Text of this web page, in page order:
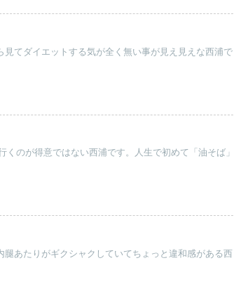
見てダイエットする気が全く無い事が見え見えな西浦で
くのが得意ではない西浦です。人生で初めて「油そば」
腿あたりがギクシャクしていてちょっと違和感がある西